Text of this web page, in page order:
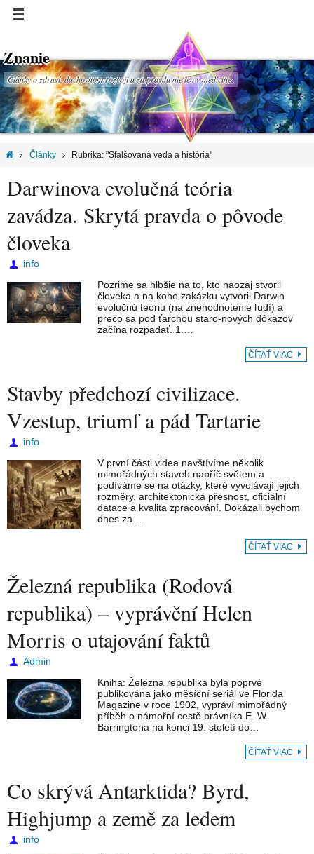
Znanie
Články o zdraví, duchovnom rozvoji a za pravdu nie len v medicíne.
Články Rubrika: "Sfalšovaná veda a história"
Darwinova evolučná teória
zavádza. Skrytá pravda o pôvode
človeka
info
Pozrime sa hlbšie na to, kto naozaj stvoril
človeka a na koho zakázku vytvoril Darwin
evolučnú teóriu (na znehodnotenie ľudí) a
prečo sa pod ťarchou staro-nových dôkazov
začína rozpadať. 1.…
ČÍTAŤ VIAC
Stavby předchozí civilizace.
Vzestup, triumf a pád Tartarie
info
V první části videa navštívíme několik
mimořádných staveb napříč světem a
podíváme se na otázky, které vyvolávají jejich
rozměry, architektonická přesnost, oficiální
datace a kvalita zpracování. Dokázali bychom
dnes za…
ČÍTAŤ VIAC
Železná republika (Rodová
republika) – vyprávění Helen
Morris o utajování faktů
Admin
Kniha: Železná republika byla poprvé
publikována jako měsíční seriál ve Florida
Magazine v roce 1902, vypráví mimořádný
příběh o námořní cestě právníka E. W.
Barringtona na konci 19. století do…
ČÍTAŤ VIAC
Co skrývá Antarktida? Byrd,
Highjump a země za ledem
info